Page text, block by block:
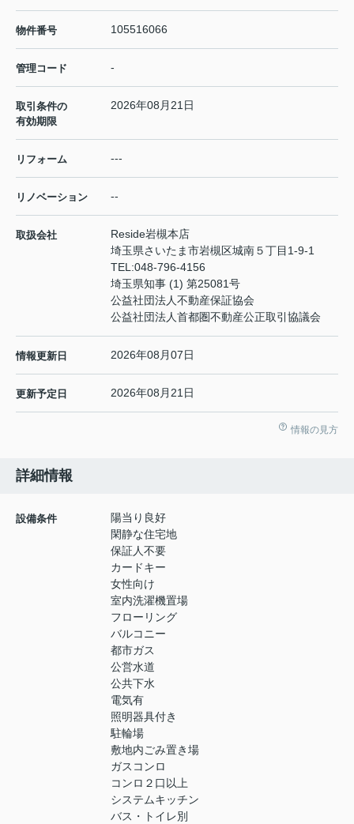
物件番号 105516066
管理コード -
取引条件の
有効期限
2026年08月21日
リフォーム ---
リノベーション --
取扱会社
Reside岩槻本店
埼玉県さいたま市岩槻区城南５丁目1-9-1
TEL:048-796-4156
埼玉県知事 (1) 第25081号
公益社団法人不動産保証協会
公益社団法人首都圏不動産公正取引協議会
情報更新日 2026年08月07日
更新予定日 2026年08月21日
情報の見方
詳細情報
設備条件
陽当り良好
閑静な住宅地
保証人不要
カードキー
女性向け
室内洗濯機置場
フローリング
バルコニー
都市ガス
公営水道
公共下水
電気有
照明器具付き
駐輪場
敷地内ごみ置き場
ガスコンロ
コンロ２口以上
システムキッチン
バス・トイレ別